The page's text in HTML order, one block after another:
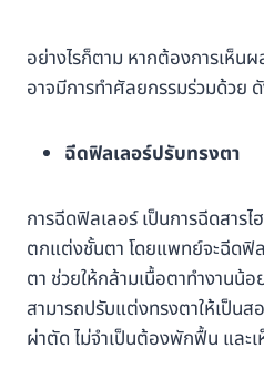
อย่างไรก็ตาม หากต้องการเห็น
อาจมีการทำศัลยกรรมร่วมด้วย
ฉีดฟิลเลอร์ปรับทรงตา
การฉีดฟิลเลอร์ เป็นการฉีดสาร
ตกแต่งชั้นตา โดยแพทย์จะฉีดฟิ
ตา ช่วยให้กล้ามเนื้อตาทำงานน้
สามารถปรับแต่งทรงตาให้เป็นส
ผ่าตัด ไม่จำเป็นต้องพักฟื้น และ